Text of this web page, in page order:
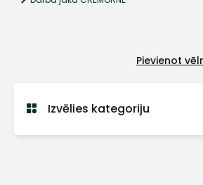
Pievienot
Izvēlies kategoriju